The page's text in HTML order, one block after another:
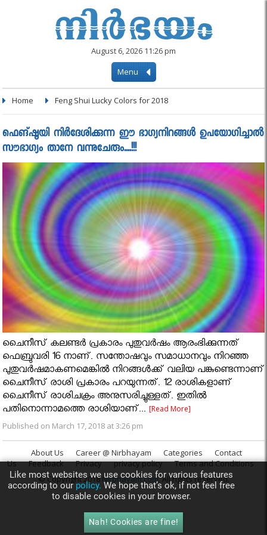
August 6, 2026 11:26 pm
Menu
Home Feng Shui Lucky Colors for 2018
ഫെങ്ഷൂയി നിർദേശിക്കുന്ന ഈ ഭാഗ്യനിറങ്ങൾ ഉപയോഗിച്ചാൽ
സൗഭാഗ്യം താനേ വന്നുചേരും....!!!
ചൈനീസ് കലണ്ടർ പ്രകാരം പുതുവർഷം ആരംഭിക്കുന്നത്
ഫെബ്രുവരി 16 നാണ്. സന്തോഷവും സമാധാനവും നിറഞ്ഞ
പുതുവർഷമാകണമെങ്കിൽ നിറങ്ങൾക്ക് വലിയ പങ്കുണ്ടെന്നാണ്
ചൈനീസ് രാശി പ്രകാരം പറയുന്നത്. 12 രാശികളാണ്
ചൈനീസ് രാശിചക്രം അനുസരിച്ചുള്ളത്. ഇതിൽ
പതിനൊന്നാമത്തെ രാശിയാണ്...[Read More]
Published on March 17, 2018 at 3:26 pm
About Us Career @ Nirbhayam Categories
Contact
Us
Feedback Privacy privacy policy
Terms and Conditions
© Copyright 2018Nirbhayam.com. All rights reserved.
Like most websites we use cookies for various features
according to ourpolicy.We hope that’s ok, if not feel free
to disable cookies in your browser.
Nah! Cookies are fine!